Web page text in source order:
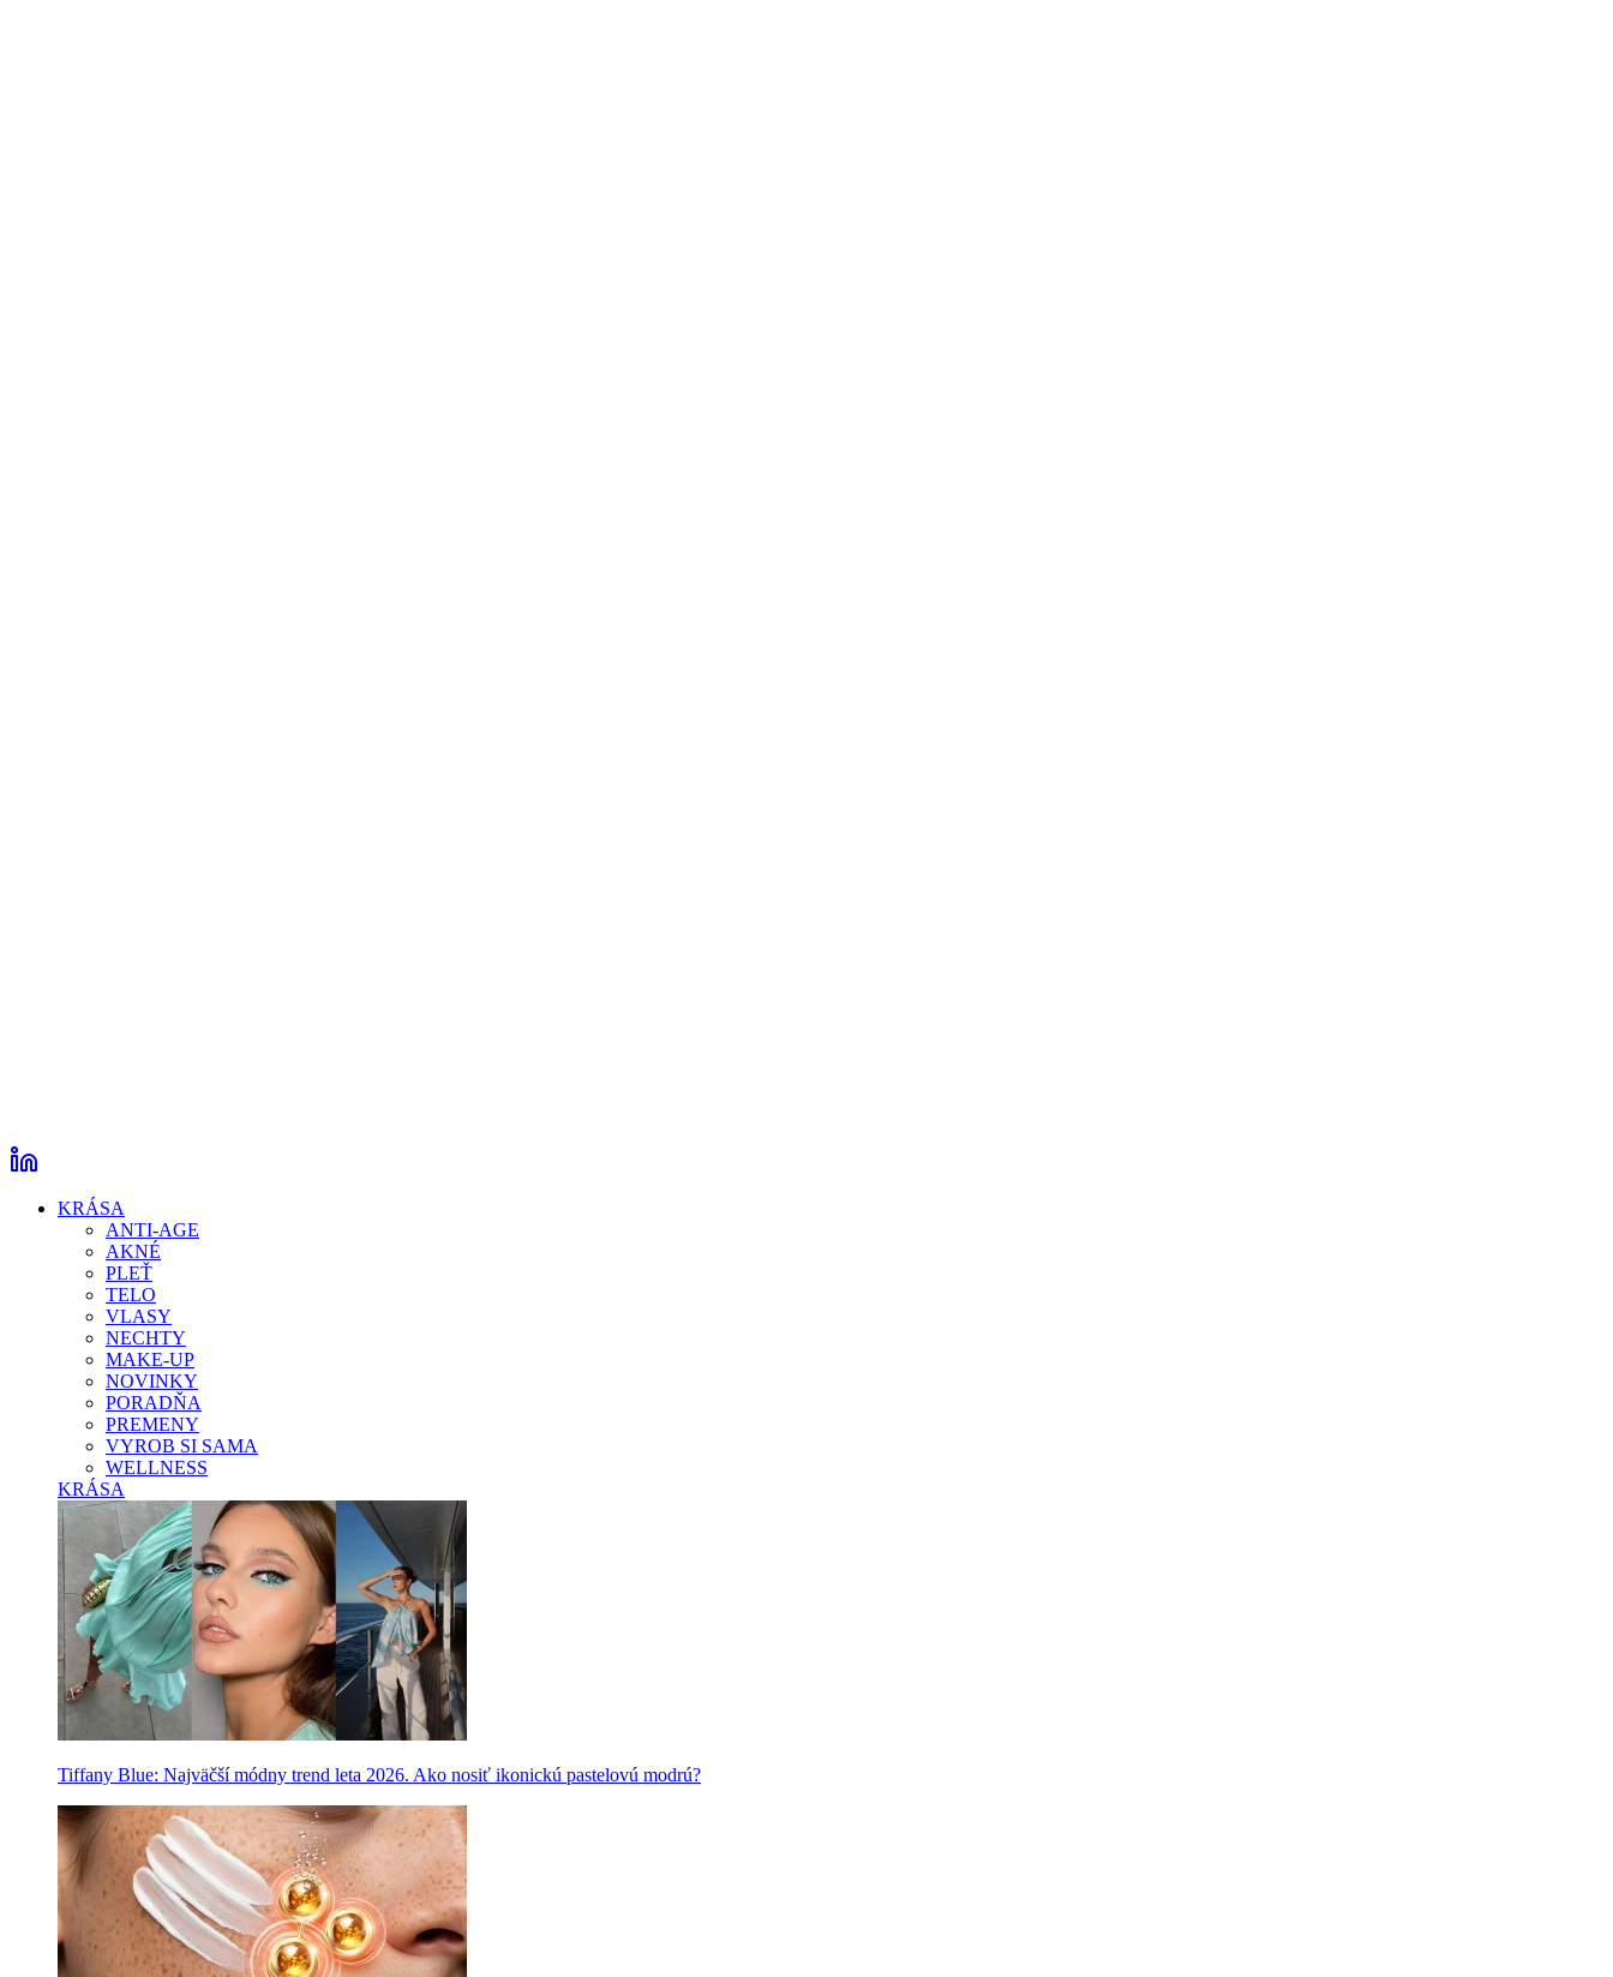
KRÁSA
ANTI-AGE
AKNÉ
PLEŤ
TELO
VLASY
NECHTY
MAKE-UP
NOVINKY
PORADŇA
PREMENY
VYROB SI SAMA
WELLNESS
KRÁSA
Tiffany Blue: Najväčší módny trend leta 2026. Ako nosiť ikonickú pastelovú modrú?